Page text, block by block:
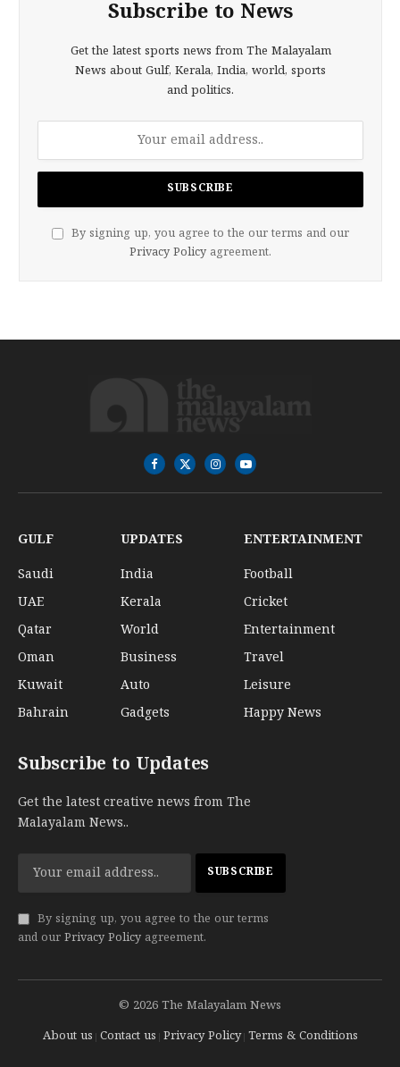
Subscribe to News
Get the latest sports news from The Malayalam
News about Gulf, Kerala, India, world, sports
and politics.
By signing up, you agree to the our terms and our
Privacy Policy agreement.
Facebook
X
(Twitter)
InstagramYouTube
GULF
Saudi
UAE
Qatar
Oman
Kuwait
Bahrain
UPDATES
India
Kerala
World
Business
Auto
Gadgets
ENTERTAINMENT
Football
Cricket
Entertainment
Travel
Leisure
Happy News
Subscribe to Updates
Get the latest creative news from The
Malayalam News..
By signing up, you agree to the our terms
and our Privacy Policy agreement.
© 2026 The Malayalam News
About us Contact us Privacy Policy Terms & Conditions